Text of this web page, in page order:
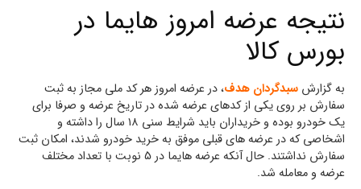
نتیجه عرضه امروز هایما در
بورس کالا
به گزارش سبدگردان هدف، در عرضه امروز هر کد ملی مجاز به ثبت
سفارش بر روی یکی از کدهای عرضه شده در تاریخ عرضه و صرفا برای
یک خودرو بوده و خریداران باید شرایط سنی ۱۸ سال را داشته و
اشخاصی که در عرضه های قبلی موفق به خرید خودرو شدند، امکان ثبت
سفارش نداشتند. حال آنکه عرضه هایما در 5 نوبت با تعداد مختلف
عرضه و معامله شد.